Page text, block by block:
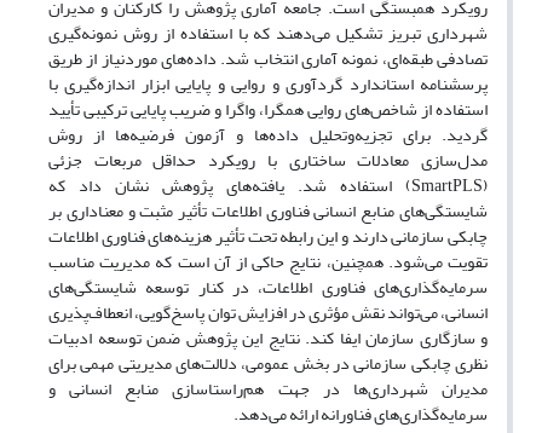
رویکرد همبستگی است. جامعه آماری پژوهش را کارکنان و مدیران
شهرداری تبریز تشکیل می‌دهند که با استفاده از روش نمونه‌گیری
تصادفی طبقه‌ای، نمونه آماری انتخاب شد. داده‌های موردنیاز از طریق
پرسشنامه استاندارد گردآوری و روایی و پایایی ابزار اندازه‌گیری با
استفاده از شاخص‌های روایی همگرا، واگرا و ضریب پایایی ترکیبی تأیید
گردید. برای تجزیه‌وتحلیل داده‌ها و آزمون فرضیه‌ها از روش
مدل‌سازی معادلات ساختاری با رویکرد حداقل مربعات جزئی
(SmartPLS) استفاده شد. یافته‌های پژوهش نشان داد که
شایستگی‌های منابع انسانی فناوری اطلاعات تأثیر مثبت و معناداری بر
چابکی سازمانی دارند و این رابطه تحت تأثیر هزینه‌های فناوری اطلاعات
تقویت می‌شود. همچنین، نتایج حاکی از آن است که مدیریت مناسب
سرمایه‌گذاری‌های فناوری اطلاعات، در کنار توسعه شایستگی‌های
انسانی، می‌تواند نقش مؤثری در افزایش توان پاسخ‌گویی، انعطاف‌پذیری
و سازگاری سازمان ایفا کند. نتایج این پژوهش ضمن توسعه ادبیات
نظری چابکی سازمانی در بخش عمومی، دلالت‌های مدیریتی مهمی برای
مدیران شهرداری‌ها در جهت هم‌راستاسازی منابع انسانی و
سرمایه‌گذاری‌های فناورانه ارائه می‌دهد.